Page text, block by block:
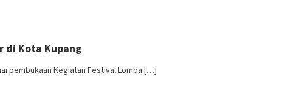
di Kota Kupang
pembukaan Kegiatan Festival Lomba […]